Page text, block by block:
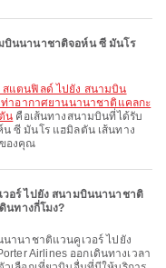
บินนานาชาติจอห์น ซี มันโร
ท่าอากาศยานนานาชาติแคลกะ
น คือเส้นทางสนามบินที่ได้รับ
ซี มันโร แฮมิลตัน เส้นทาง
ของคุณ
อร์ ไปยัง สนามบินนานาชาติ
นทางกี่โมง?
Airlines ออกเดินทางเวลา